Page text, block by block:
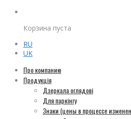
Корзина пуста
RU
UK
Про компанию
Продукція
Дзеркала оглядові
Для паркінгу
Знаки (цены в процессе